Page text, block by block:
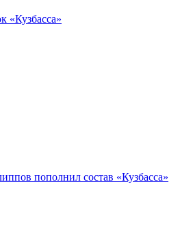
«Кузбасса»
пополнил состав «Кузбасса»